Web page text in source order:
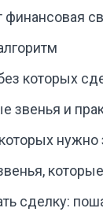
финансовая
которых
звенья и
нужно
сделку: